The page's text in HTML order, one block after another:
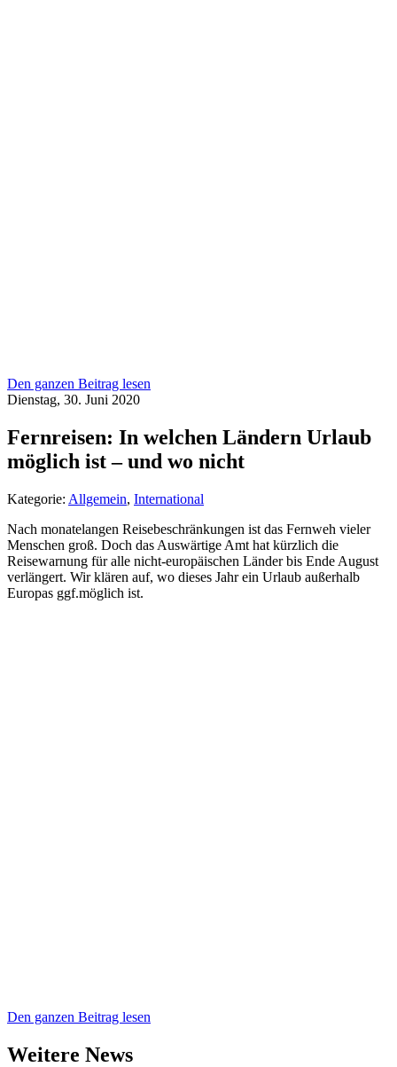
Den ganzen Beitrag lesen
Dienstag, 30. Juni 2020
Fernreisen: In welchen Ländern Urlaub
möglich ist – und wo nicht
Kategorie: Allgemein, International
Nach monatelangen Reisebeschränkungen ist das Fernweh vieler
Menschen groß. Doch das Auswärtige Amt hat kürzlich die
Reisewarnung für alle nicht-europäischen Länder bis Ende August
verlängert. Wir klären auf, wo dieses Jahr ein Urlaub außerhalb
Europas ggf.möglich ist.
Den ganzen Beitrag lesen
Weitere News